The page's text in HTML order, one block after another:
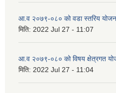
आ.व २०७९-०८० को वडा स्तरिय
मिति: 2022 Jul 27 - 11:07
आ.व २०७९-०८० को विषय क्षेत्रगत
मिति: 2022 Jul 27 - 11:04